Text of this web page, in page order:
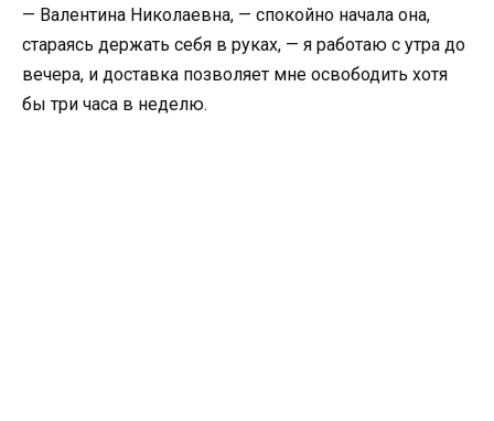
— Валентина Николаевна, — спокойно начала она,
стараясь держать себя в руках, — я работаю с утра до
вечера, и доставка позволяет мне освободить хотя
бы три часа в неделю.